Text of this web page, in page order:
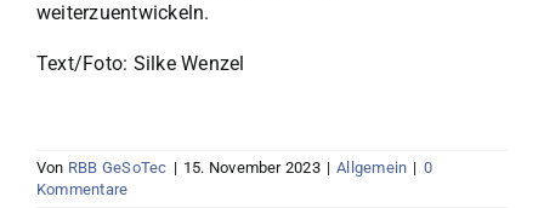
weiterzuentwickeln.
Text/Foto: Silke Wenzel
Von RBB GeSoTec | 15. November 2023 | Allgemein | 0
Kommentare